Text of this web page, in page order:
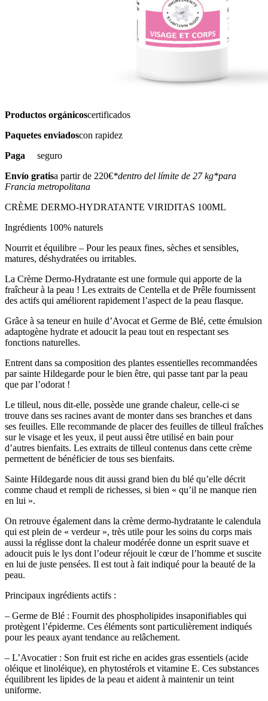
Productos orgánicoscertificados
Paquetes enviadoscon rapidez
Paga seguro
Envío gratisa partir de 220€*dentro del límite de 27 kg*para
Francia metropolitana
CRÈME DERMO-HYDRATANTE VIRIDITAS 100ML
Ingrédients 100% naturels
Nourrit et équilibre – Pour les peaux fines, sèches et sensibles,
matures, déshydratées ou irritables.
La Crème Dermo-Hydratante est une formule qui apporte de la
fraîcheur à la peau ! Les extraits de Centella et de Prêle fournissent
des actifs qui améliorent rapidement l’aspect de la peau flasque.
Grâce à sa teneur en huile d’Avocat et Germe de Blé, cette émulsion
adaptogène hydrate et adoucit la peau tout en respectant ses
fonctions naturelles.
Entrent dans sa composition des plantes essentielles recommandées
par sainte Hildegarde pour le bien être, qui passe tant par la peau
que par l’odorat !
Le tilleul, nous dit-elle, possède une grande chaleur, celle-ci se
trouve dans ses racines avant de monter dans ses branches et dans
ses feuilles. Elle recommande de placer des feuilles de tilleul fraîches
sur le visage et les yeux, il peut aussi être utilisé en bain pour
d’autres bienfaits. Les extraits de tilleul contenus dans cette crème
permettent de bénéficier de tous ses bienfaits.
Sainte Hildegarde nous dit aussi grand bien du blé qu’elle décrit
comme chaud et rempli de richesses, si bien « qu’il ne manque rien
en lui ».
On retrouve également dans la crème dermo-hydratante le calendula
qui est plein de « verdeur », très utile pour les soins du corps mais
aussi la réglisse dont la chaleur modérée donne un esprit suave et
adoucit puis le lys dont l’odeur réjouit le cœur de l’homme et suscite
en lui de juste pensées. Il est tout à fait indiqué pour la beauté de la
peau.
Principaux ingrédients actifs :
– Germe de Blé : Fournit des phospholipides insaponifiables qui
protègent l’épiderme. Ces éléments sont particulièrement indiqués
pour les peaux ayant tendance au relâchement.
– L’Avocatier : Son fruit est riche en acides gras essentiels (acide
oléique et linoléique), en phytostérols et vitamine E. Ces substances
équilibrent les lipides de la peau et aident à maintenir un teint
uniforme.